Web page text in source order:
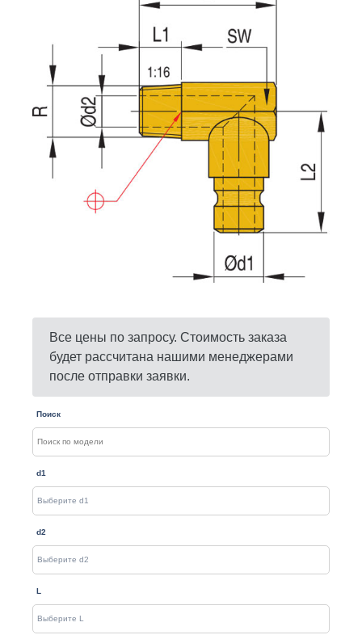
Все цены по запросу. Стоимость заказа
будет рассчитана нашими менеджерами
после отправки заявки.
Поиск
d1
d2
L